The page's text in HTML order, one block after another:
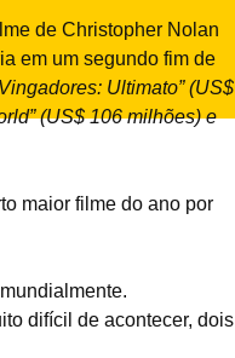
de Christopher Nolan
em um segundo fim de
Ultimato” (US$
(US$ 106 milhões) e
maior filme do ano por
mundialmente.
difícil de acontecer, dois